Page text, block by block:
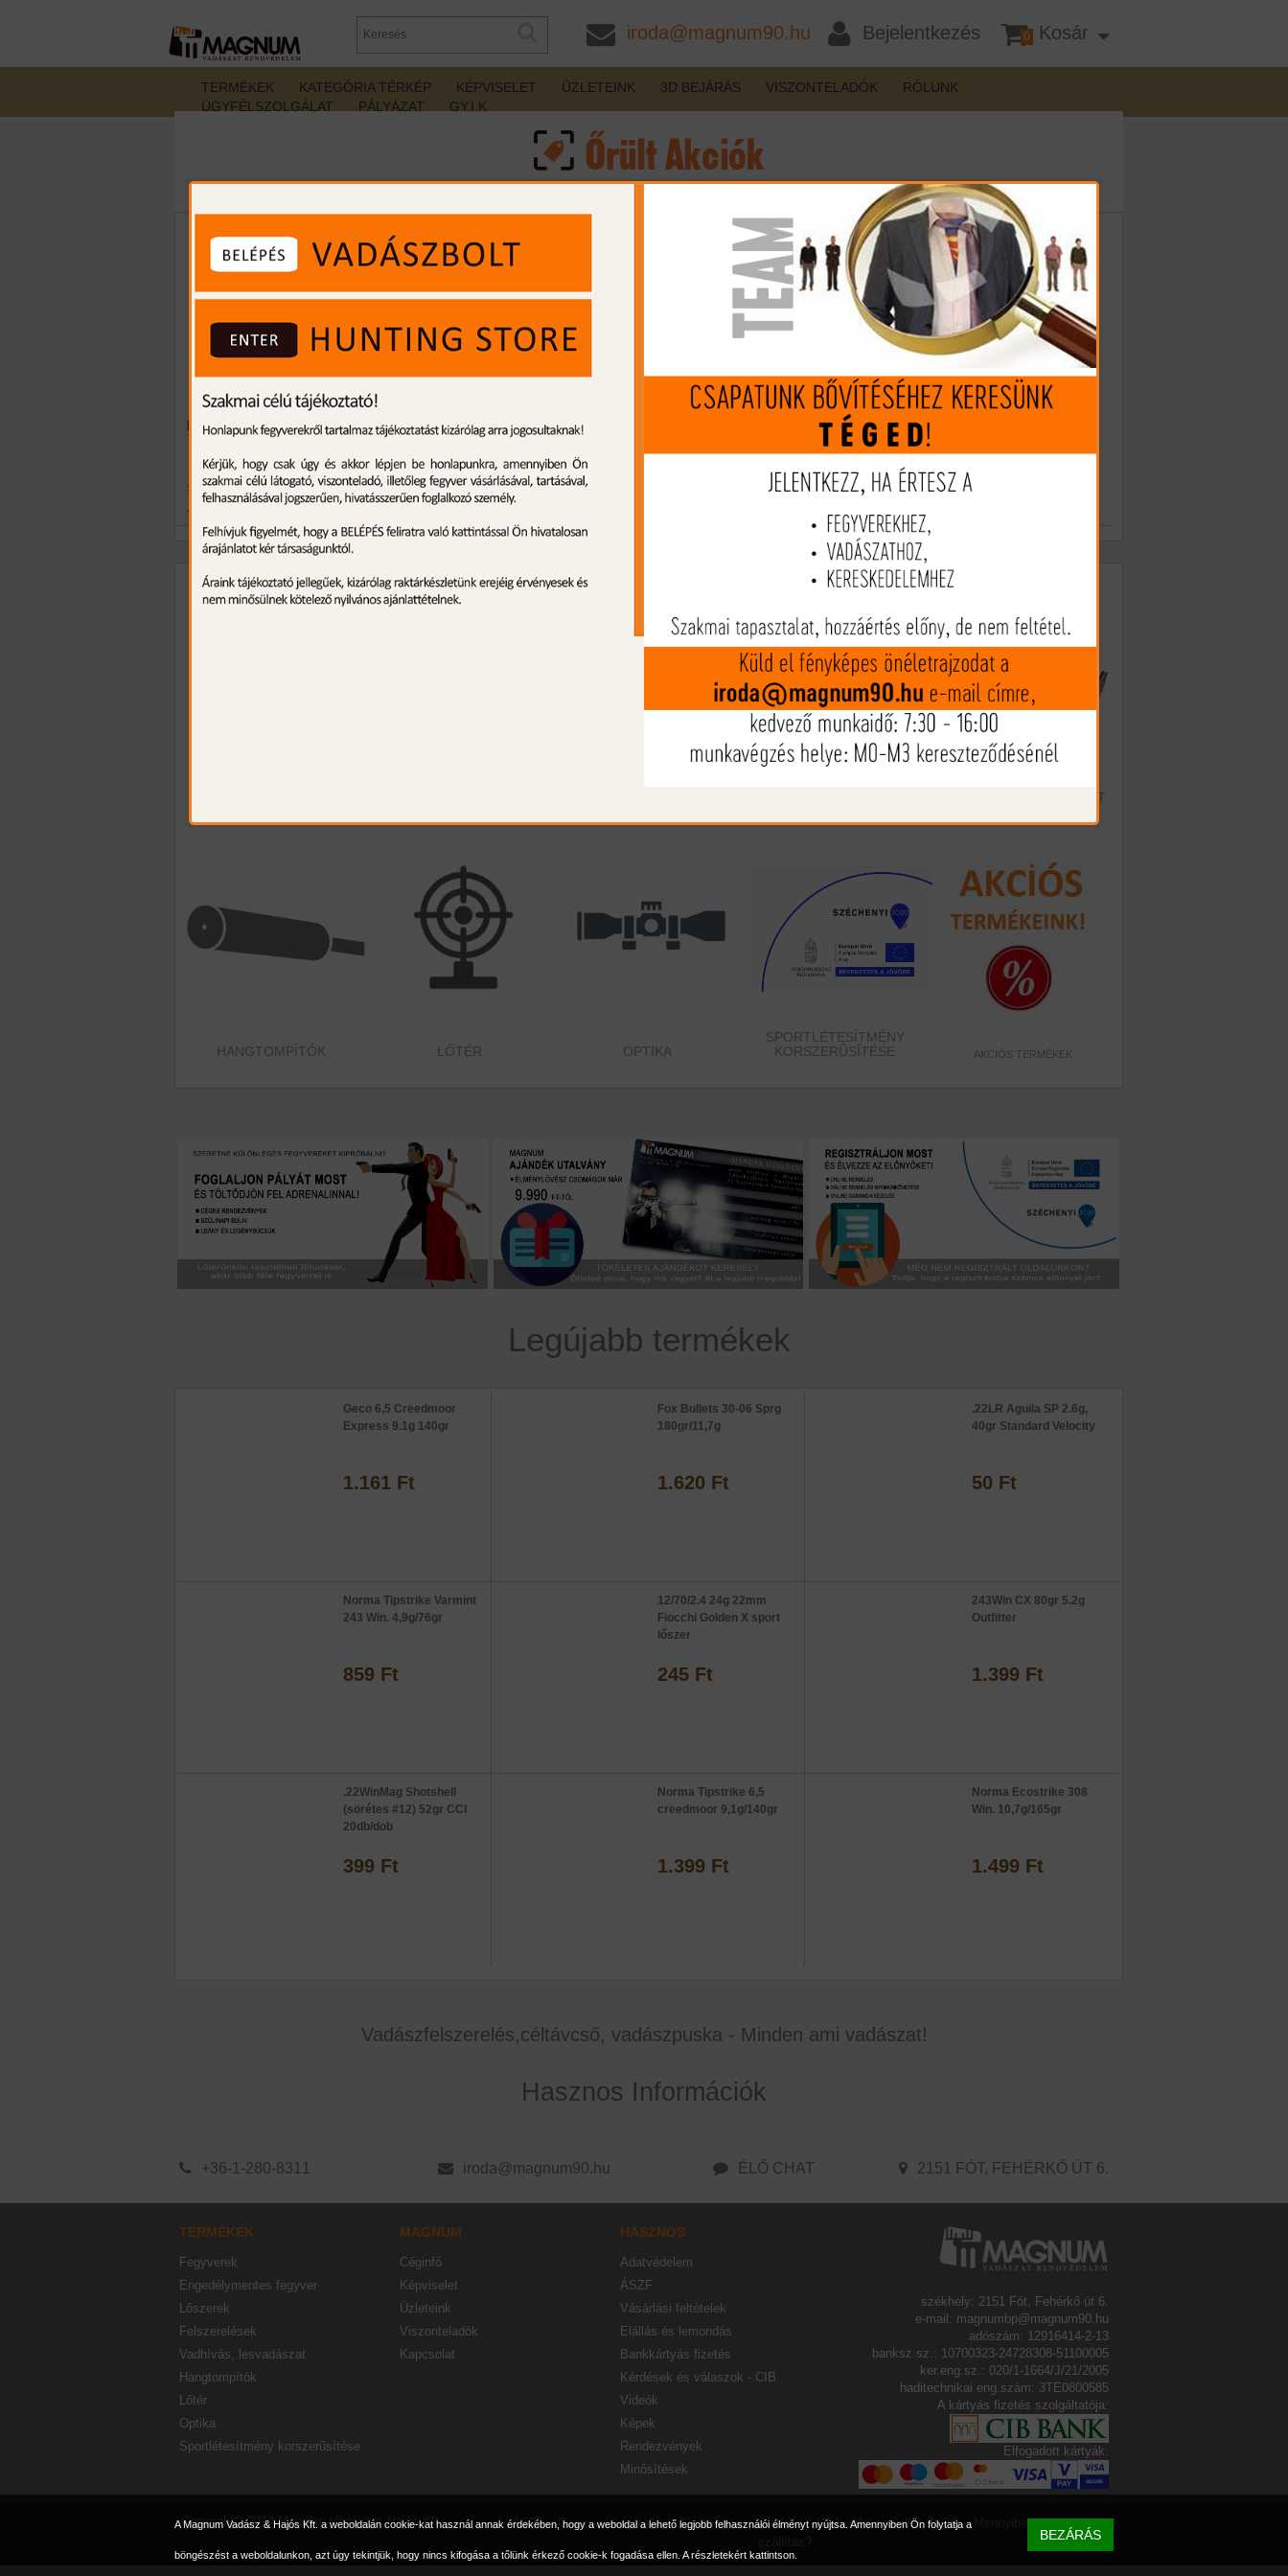
Kosár
0
Bejelentkezés
iroda@magnum90.hu
TERMÉKEK KATEGÓRIA TÉRKÉP KÉPVISELET ÜZLETEINK 3D BEJÁRÁS VISZONTELADÓK
RÓLUNK
ÜGYFÉLSZOLGÁLAT
PÁLYÁZAT GY.I.K
VADHÍVÁS, LESVADÁSZAT
HANGTOMPÍTÓK LŐTÉR OPTIKA
SPORTLÉTESÍTMÉNY
KORSZERŰSÍTÉSE
AKCIÓS TERMÉKEK
NXG PS-310 TB68 15J Real Action Marker .68
106.270 Ft
49.990 Ft
Ajánlat lejár: 499:10:19
Yildiz SPZ SM 12/76 76cm bock sörétes
365.990 Ft
299.990 Ft
Steyr L9-A2 MF 9x19 trapezoid irányzékkal
357.690 Ft
Legújabb termékek
Geco 6,5 Creedmoor
Express 9.1g 140gr
1.161 Ft
Fox Bullets 30-06 Sprg
180gr/11,7g
1.620 Ft
.22LR Aguila SP 2.6g,
40gr Standard Velocity
50 Ft
Norma Tipstrike Varmint
243 Win. 4,9g/76gr
859 Ft
12/70/2.4 24g 22mm
Fiocchi Golden X sport
lőszer
245 Ft
243Win CX 80gr 5.2g
Outfitter
1.399 Ft
.22WinMag Shotshell
(sörétes #12) 52gr CCI
20db/dob
399 Ft
Norma Tipstrike 6,5
creedmoor 9,1g/140gr
1.399 Ft
Norma Ecostrike 308
Win. 10,7g/165gr
1.499 Ft
Vadászfelszerelés,céltávcső, vadászpuska - Minden ami vadászat!
Hasznos Információk
+36-1-280-8311 iroda@magnum90.hu ÉLŐ CHAT 2151 FÓT, FEHÉRKŐ ÚT 6.
TERMÉKEK
Fegyverek
Engedélymentes fegyver
Lőszerek
Felszerelések
Vadhívás, lesvadászat
Hangtompítók
Lőtér
Optika
Sportlétesítmény korszerűsítése
MAGNUM
Céginfó
Képviselet
Üzleteink
Viszonteladók
Kapcsolat
HASZNOS
Adatvédelem
ÁSZF
Vásárlási feltételek
Elállás és lemondás
Bankkártyás fizetés
Kérdések és válaszok - CIB
Videók
Képek
Rendezvények
Minősítések
székhely: 2151 Fót, Fehérkő út 6.
e-mail: magnumbp@magnum90.hu
adószám: 12916414-2-13
banksz.sz.: 10700323-24728308-51100005
ker.eng.sz.: 020/1-1664/J/21/2005
haditechnikai eng.szám: 3TE0800585
A kártyás fizetés szolgáltatója:
Elfogadott kártyák:
Copyright© 2014 Magnum Vadász & Hajós Kft. ÁSZF Garancia és jótállás Csomag visszaküldés Webáruház vevőszolgálat
Mennyibe kerül a
A Magnum Vadász & Hajós Kft. a weboldalán cookie-kat használ annak érdekében, hogy a weboldal a lehető legjobb felhasználói élményt nyújtsa. Amennyiben Ön folytatja a
böngészést a weboldalunkon, azt úgy tekintjük, hogy nincs kifogása a tőlünk érkező cookie-k fogadása ellen. A részletekért kattintson.
BEZÁRÁS